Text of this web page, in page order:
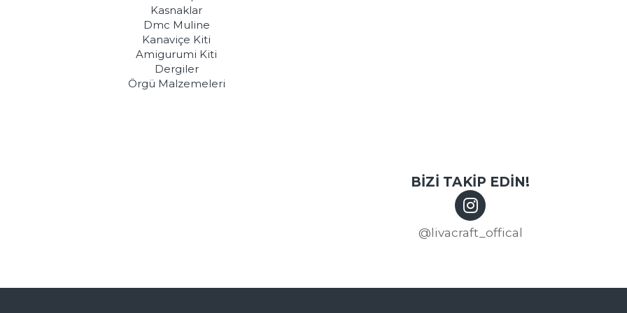
Kasnaklar
Dmc Muline
Kanaviçe Kiti
Amigurumi Kiti
Dergiler
Örgü Malzemeleri
BİZİ TAKİP EDİN!
@livacraft_offical